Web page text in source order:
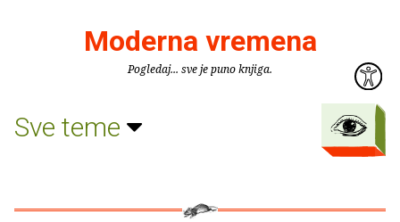
Moderna vremena
Pogledaj... sve je puno knjiga.
Sve teme